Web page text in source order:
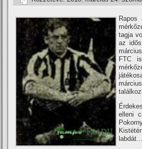
Rapos
tagja
az
FTC
elleni
labdát…